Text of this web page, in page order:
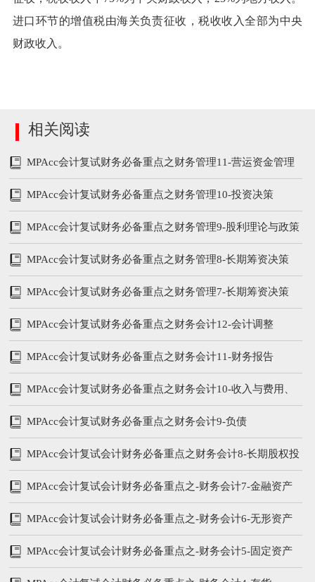
进口环节的增值税由海关负责征收，税收收入全部为中央
财政收入。
相关阅读
MPAcc会计复试财务必备重点之财务管理11-营运资金管理
MPAcc会计复试财务必备重点之财务管理10-投资决策
MPAcc会计复试财务必备重点之财务管理9-股利理论与政策
MPAcc会计复试财务必备重点之财务管理8-长期筹资决策
MPAcc会计复试财务必备重点之财务管理7-长期筹资决策
MPAcc会计复试财务必备重点之财务会计12-会计调整
MPAcc会计复试财务必备重点之财务会计11-财务报告
MPAcc会计复试财务必备重点之财务会计10-收入与费用、
所有者权益
MPAcc会计复试财务必备重点之财务会计9-负债
MPAcc会计复试会计财务必备重点之财务会计8-长期股权投
资
MPAcc会计复试会计财务必备重点之-财务会计7-金融资产
MPAcc会计复试会计财务必备重点之-财务会计6-无形资产
MPAcc会计复试会计财务必备重点之-财务会计5-固定资产